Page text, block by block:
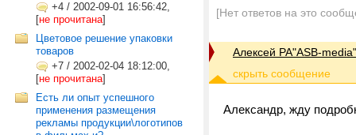
+4 / 2002-09-01 16:56:42,
[не прочитана]
Цветовое решение упаковки
товаров
+7 / 2002-02-04 18:12:00,
[не прочитана]
Есть ли опыт успешного
применения размещения
рекламы продукции\логотипов
[Нет ответов на это
Алексей РА"ASB-media"
Александр, жду